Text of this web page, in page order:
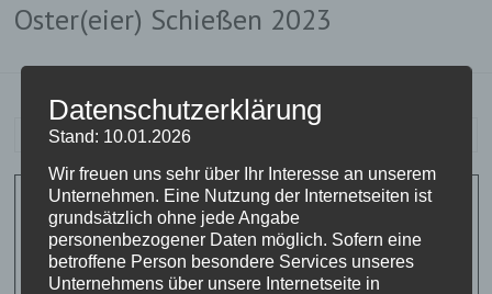
Oster(eier) Schießen 2023
Nico 6. März 2023
Datenschutzerklärung
Stand: 10.01.2026
Wir freuen uns sehr über Ihr Interesse an unserem
Unternehmen. Eine Nutzung der Internetseiten ist
grundsätzlich ohne jede Angabe
personenbezogener Daten möglich. Sofern eine
betroffene Person besondere Services unseres
Unternehmens über unsere Internetseite in